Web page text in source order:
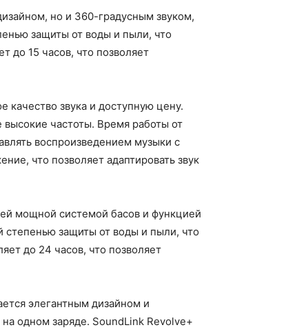
но и 360-градусным звуком,
защиты от воды и пыли, что
до 15 часов, что позволяет
качество звука и доступную цену.
частоты. Время работы от
воспроизведением музыки с
что позволяет адаптировать звук
мощной системой басов и функцией
степенью защиты от воды и пыли, что
до 24 часов, что позволяет
элегантным дизайном и
одном заряде. SoundLink Revolve+